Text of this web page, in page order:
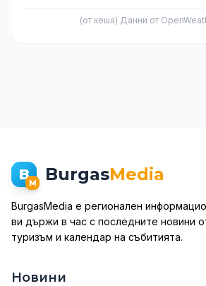
(от кеша) Данни от
BM BurgasMedia
BurgasMedia е регионален
ви държи в час с последните новини
туризъм и календар на събитията.
Новини